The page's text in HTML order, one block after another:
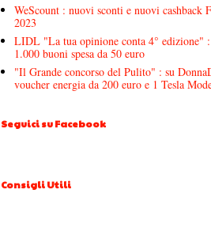
WeScount : nuovi sconti e nuovi cashback
2023
LIDL "La tua opinione conta 4° edizione"
1.000 buoni spesa da 50 euro
"Il Grande concorso del Pulito" : su
voucher energia da 200 euro e 1 Tesla
Seguici su Facebook
Consigli Utili